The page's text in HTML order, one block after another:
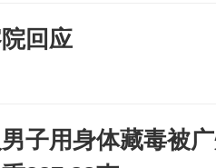
回应
子用身体藏毒被